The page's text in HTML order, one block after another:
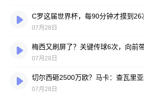
C罗这届世界杯，每90分钟才摸到
07月28日
07月28日
07月28日